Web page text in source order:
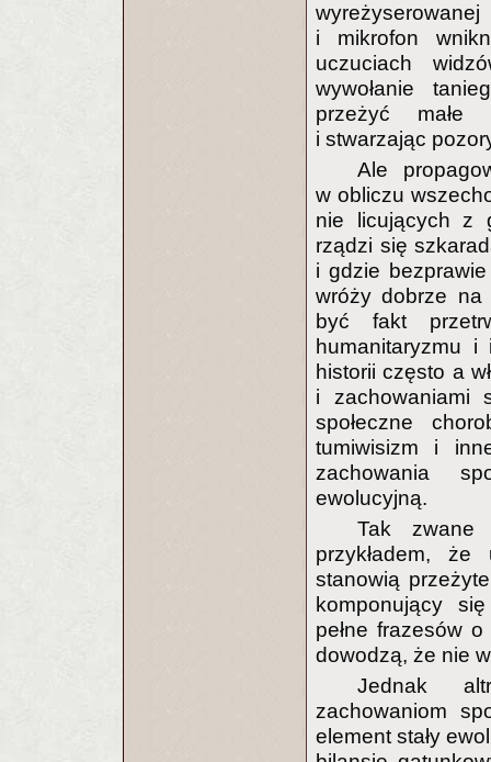
i mikrofon
uczuciach
wywołanie
przeżyć małe
i stwarzając
Ale
w obliczu
nie licujących z
rządzi się
i gdzie
wróży dobrze na
być fakt
humanitaryzmu
historii często a
i zachowaniami
społeczne
tumiwisizm i
zachowania
ewolucyjną.
Tak zwane
przykładem,
stanowią
komponujący
pełne frazesów
dowodzą, że nie
Jednak
zachowaniom
element stały